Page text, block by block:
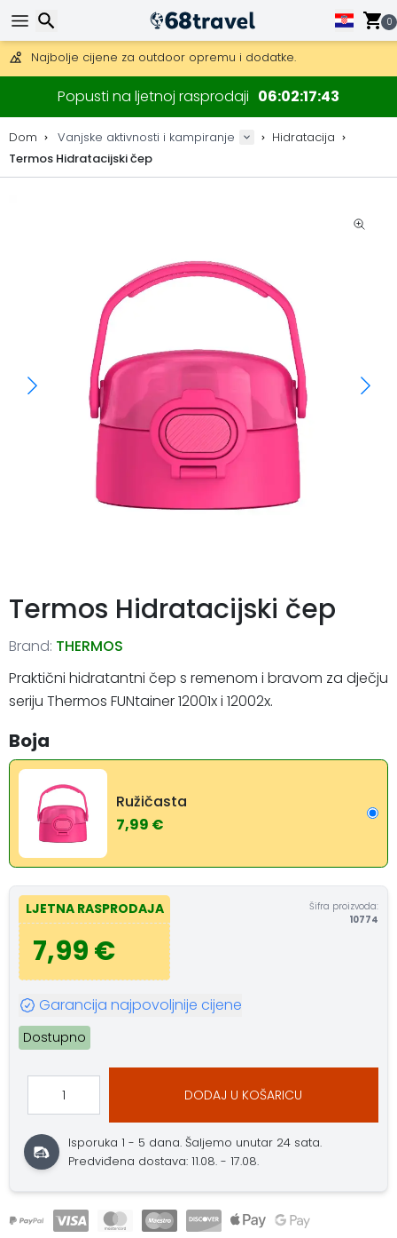
0
Besplatna dostava za narudžbe iznad 149 €.
Mogućnost slanja DHL Expressom (dostava unutar 24 sata)
30 dana za povrat, 90 dana za drvene karte i dekoracije.
Najbolje cijene za outdoor opremu i dodatke.
Popusti na ljetnoj rasprodaji 06 02 17 42
Dom Vanjske aktivnosti i kampiranje
Hidratacija
Termos Hidratacijski čep
Termos Hidratacijski čep
Brand: THERMOS
Praktični hidratantni čep s remenom i bravom za dječju
seriju Thermos FUNtainer 12001x i 12002x.
Boja
Ružičasta
7,99 €
LJETNA RASPRODAJA
7,99 €
Šifra proizvoda:
10774
Garancija najpovoljnije cijene
Dostupno
DODAJ U KOŠARICU
Isporuka 1 - 5 dana.Šaljemo unutar 24 sata.
Predviđena dostava: 11.08. - 17.08.
Traži